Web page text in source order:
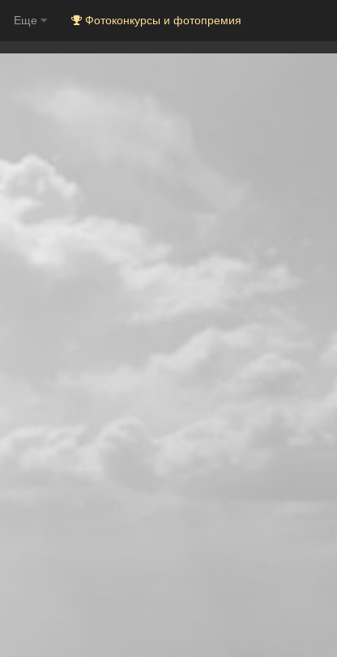
Еще Фотоконкурсы и фотопремия